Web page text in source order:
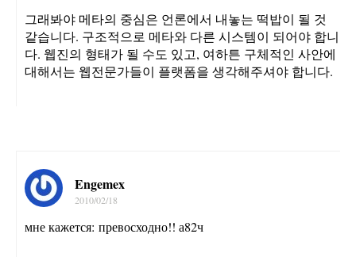
그래봐야 메타의 중심은 언론에서 내놓는 떡밥이 될 것
같습니다. 구조적으로 메타와 다른 시스템이 되어야 합니
다. 웹진의 형태가 될 수도 있고, 여하튼 구체적인 사안에
대해서는 웹전문가들이 플랫폼을 생각해주셔야 합니다.
Engemex
2010/02/18
мне кажется: превосходно!! а82ч